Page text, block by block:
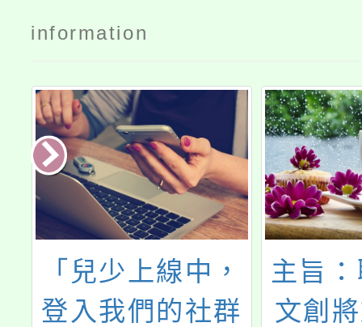
information
「兒少上線中，
登入我們的社群
主旨
文創